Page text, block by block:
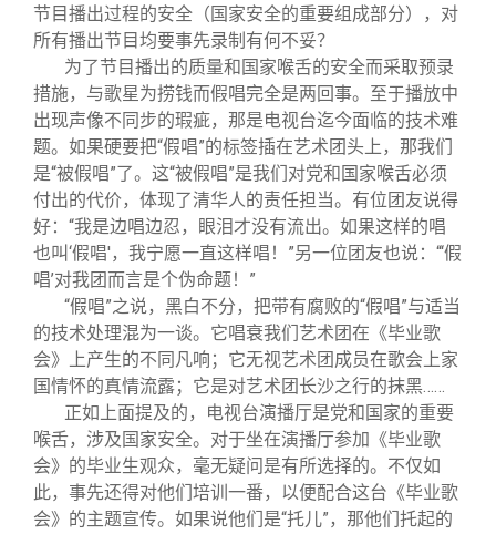
节目播出过程的安全（国家安全的重要组成部分），对
所有播出节目均要事先录制有何不妥？
为了节目播出的质量和国家喉舌的安全而采取预录
措施，与歌星为捞钱而假唱完全是两回事。至于播放中
出现声像不同步的瑕疵，那是电视台迄今面临的技术难
题。如果硬要把“假唱”的标签插在艺术团头上，那我们
是“被假唱”了。这“被假唱”是我们对党和国家喉舌必须
付出的代价，体现了清华人的责任担当。有位团友说得
好：“我是边唱边忍，眼泪才没有流出。如果这样的唱
也叫‘假唱'，我宁愿一直这样唱！”另一位团友也说：“‘假
唱’对我团而言是个伪命题！”
“假唱”之说，黑白不分，把带有腐败的“假唱”与适当
的技术处理混为一谈。它唱衰我们艺术团在《毕业歌
会》上产生的不同凡响；它无视艺术团成员在歌会上家
国情怀的真情流露；它是对艺术团长沙之行的抹黑……
正如上面提及的，电视台演播厅是党和国家的重要
喉舌，涉及国家安全。对于坐在演播厅参加《毕业歌
会》的毕业生观众，毫无疑问是有所选择的。不仅如
此，事先还得对他们培训一番，以便配合这台《毕业歌
会》的主题宣传。如果说他们是“托儿”，那他们托起的